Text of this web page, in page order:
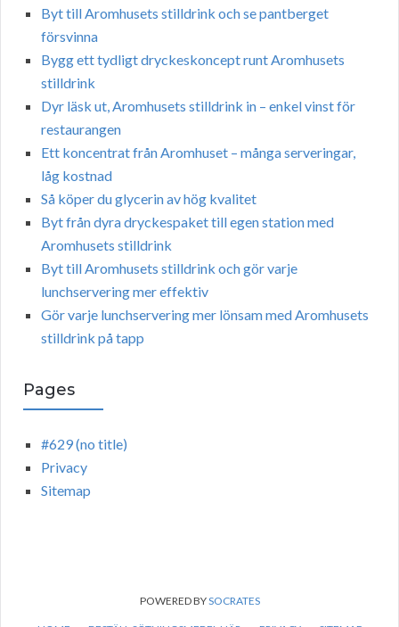
Byt till Aromhusets stilldrink och se pantberget
försvinna
Bygg ett tydligt dryckeskoncept runt Aromhusets
stilldrink
Dyr läsk ut, Aromhusets stilldrink in – enkel vinst för
restaurangen
Ett koncentrat från Aromhuset – många serveringar,
låg kostnad
Så köper du glycerin av hög kvalitet
Byt från dyra dryckespaket till egen station med
Aromhusets stilldrink
Byt till Aromhusets stilldrink och gör varje
lunchservering mer effektiv
Gör varje lunchservering mer lönsam med Aromhusets
stilldrink på tapp
Pages
#629 (no title)
Privacy
Sitemap
POWERED BYSOCRATES